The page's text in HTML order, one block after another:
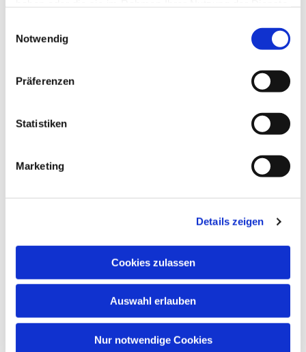
Notwendig
Präferenzen
Statistiken
Marketing
Details zeigen
Cookies zulassen
Auswahl erlauben
Nur notwendige Cookies